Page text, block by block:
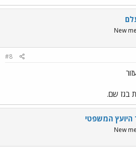
New
#8
בגז שם.
היועץ המשפטי
New